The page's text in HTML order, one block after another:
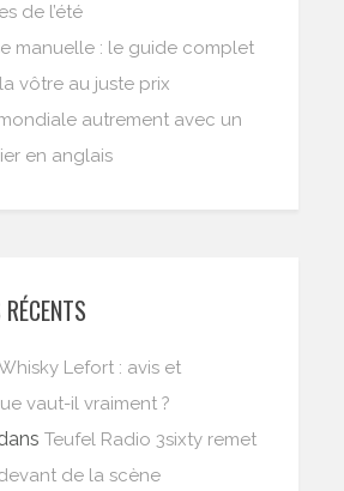
de l’été
manuelle : le guide complet
vôtre au juste prix
autrement avec un
en anglais
Lefort : avis et
vaut-il vraiment ?
Teufel Radio 3sixty remet
de la scène